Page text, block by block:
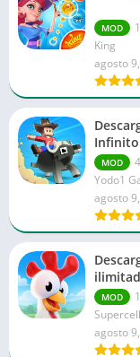
MOD
King
agosto
Infinito
MOD
Yodo1
agosto
MOD
Supercell
agosto